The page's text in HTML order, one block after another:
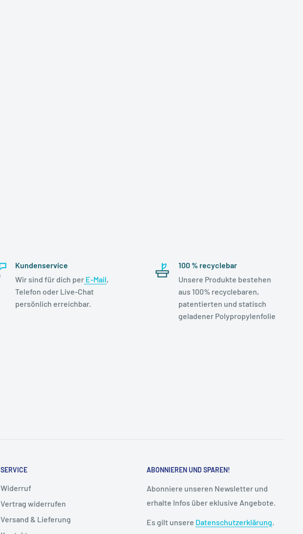
Kundenservice
Wir sind für dich per E-Mail,
Telefon oder Live-Chat
persönlich erreichbar.
100 % recyclebar
Unsere Produkte bestehen
aus 100% recyclebaren,
patentierten und statisch
geladener Polypropylenfolie
SERVICE
Widerruf
Vertrag widerrufen
Versand & Lieferung
ABONNIEREN UND SPAREN!
Abonniere unseren Newsletter und
erhalte Infos über eklusive Angebote.
Es gilt unsere Datenschutzerklärung.